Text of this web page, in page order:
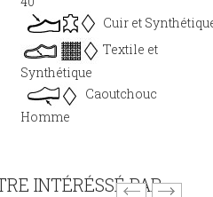
Cuir et
Textile et
Synthétique
Caoutchouc
Homme
INTÉRÉSSÉ PAR...